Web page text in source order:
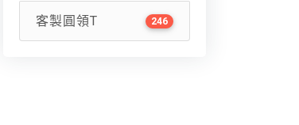
客製圓領T 246